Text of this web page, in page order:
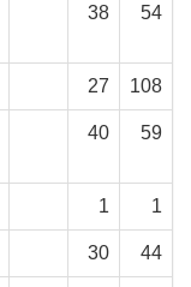
38 54
27 108
40 59
1 1
30 44